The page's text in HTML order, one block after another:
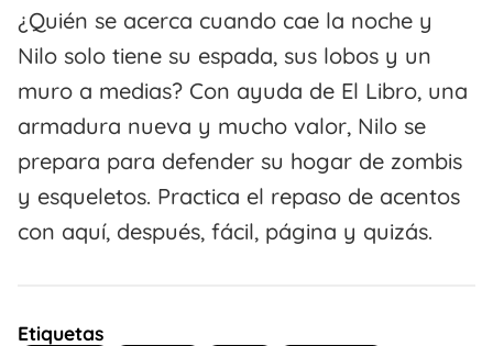
¿Quién se acerca cuando cae la noche y
Nilo solo tiene su espada, sus lobos y un
muro a medias? Con ayuda de El Libro, una
armadura nueva y mucho valor, Nilo se
prepara para defender su hogar de zombis
y esqueletos. Practica el repaso de acentos
con aquí, después, fácil, página y quizás.
Etiquetas